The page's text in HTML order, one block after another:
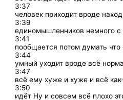
3:37
человек приходит вроде
3:39
единомышленников немного с
3:41
пообщается потом думать что
3:44
умный уходит вроде всё
3:47
всё ему хуже и хуже и всё
3:50
идёт Ну и совсем всё плохо